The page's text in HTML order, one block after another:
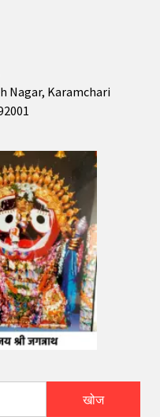
Nagar, Karamchari
खोज